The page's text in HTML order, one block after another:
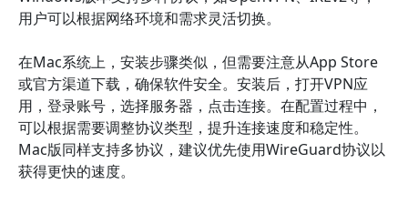
用户可以根据网络环境和需求灵活切换。
在Mac系统上，安装步骤类似，但需要注意从App Store
或官方渠道下载，确保软件安全。安装后，打开VPN应
用，登录账号，选择服务器，点击连接。在配置过程中，
可以根据需要调整协议类型，提升连接速度和稳定性。
Mac版同样支持多协议，建议优先使用WireGuard协议以
获得更快的速度。